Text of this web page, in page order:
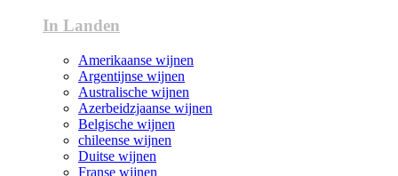
In Landen
Amerikaanse wijnen
Argentijnse wijnen
Australische wijnen
Azerbeidzjaanse wijnen
Belgische wijnen
chileense wijnen
Duitse wijnen
Franse wijnen